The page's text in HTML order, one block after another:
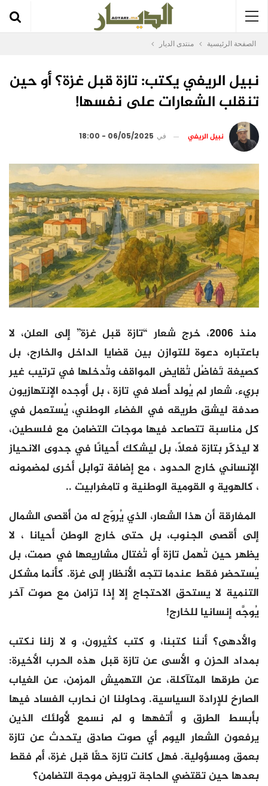
الصفحة الرئيسية منتدى الديار
نبيل الريفي يكتب: تازة قبل غزة؟ أو حين
تنقلب الشعارات على نفسها!
نبيل الريفي في 06/05/2025 - 18:00
منذ 2006، خرج شعار “تازة قبل غزة” إلى العلن، لا
باعتباره دعوة للتوازن بين قضايا الداخل والخارج، بل
كصيغة تَفاضُل تُقايض المواقف وتُدخلها في ترتيب غير
بريء. شعار لم يُولد أصلا في تازة ، بل أوجده الإنتهازيون
صدفة ليشق طريقه في الفضاء الوطني، يُستعمل في
كل مناسبة تتصاعد فيها موجات التضامن مع فلسطين،
لا ليذكّر بتازة فعلاً، بل ليشكك أحيانًا في جدوى الانحياز
الإنساني خارج الحدود ، مع إضافة توابل أخرى لمضمونه
، كالهوية و القومية الوطنية و تامغرابيت ..
المفارقة أن هذا الشعار، الذي يُروّج له من أقصى الشمال
إلى أقصى الجنوب، بل حتى خارج الوطن أحيانا ، لا
يظهر حين تُهمل تازة أو تُغتال مشاريعها في صمت، بل
يُستحضر فقط عندما تتجه الأنظار إلى غزة. كأنما مشكل
التنمية لا يستحق الاحتجاج إلا إذا تزامن مع صوت آخر
يُوجَّه إنسانيا للخارج!
والأدهى؟ أننا كتبنا، و كتب كثيرون، و لا زلنا نكتب
بمداد الحزن و الأسى عن تازة قبل هذه الحرب الأخيرة:
عن طرقها المتآكلة، عن التهميش المزمن، عن الغياب
الصارخ للإرادة السياسية. وحاولنا ان نحارب الفساد فيها
بأبسط الطرق و أتفهها و لم نسمع لأولئك الذين
يرفعون الشعار اليوم أي صوت صادق يتحدث عن تازة
بعمق ومسؤولية. فهل كانت تازة حقًا قبل غزة، أم فقط
بعدها حين تقتضي الحاجة ترويض موجة التضامن؟